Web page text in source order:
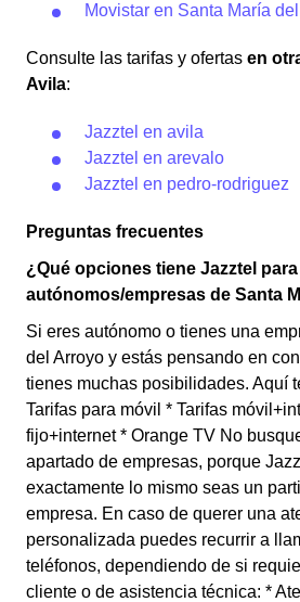
Movistar en Santa María
Consulte las tarifas y ofertas en
Avila:
Jazztel en avila
Jazztel en arevalo
Jazztel en pedro-rodriguez
Preguntas frecuentes
¿Qué opciones tiene Jazztel
autónomos/empresas de Santa
Si eres autónomo o tienes una
del Arroyo y estás pensando en
tienes muchas posibilidades. Aquí
Tarifas para móvil * Tarifas
fijo+internet * Orange TV No
apartado de empresas, porque
exactamente lo mismo seas un
empresa. En caso de querer una
personalizada puedes recurrir a
teléfonos, dependiendo de si
cliente o de asistencia técnica: *